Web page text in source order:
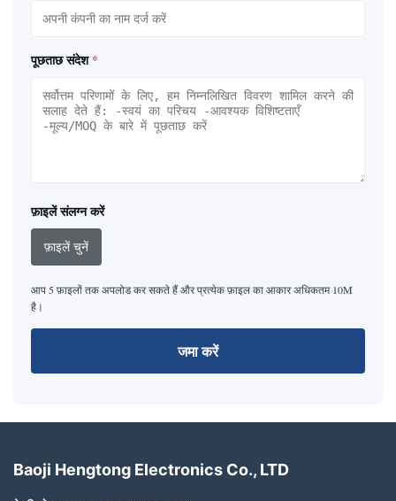
पूछताछ संदेश *
फ़ाइलें संलग्न करें
फ़ाइलें चुनें
आप 5 फ़ाइलों तक अपलोड कर सकते हैं और प्रत्येक फ़ाइल का आकार अधिकतम 10M
है।
जमा करें
Baoji Hengtong Electronics Co., LTD